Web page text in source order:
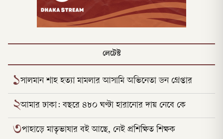
লেটেস্ট
১সালমান শাহ হত্যা মামলার আসামি অভিনেতা ডন গ্রেপ্তার
২আমার ঢাকা: বছরে ৪৮০ ঘণ্টা হারানোর দায় নেবে কে
৩পাহাড়ে মাতৃভাষার বই আছে, নেই প্রশিক্ষিত শিক্ষক